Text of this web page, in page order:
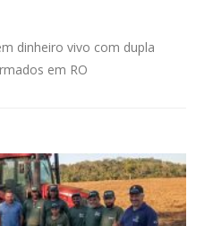
dinheiro vivo com dupla
em RO